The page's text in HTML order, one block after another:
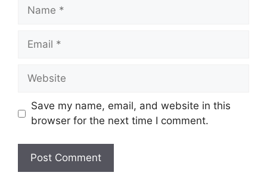
Name
Email
Website
Save my name, email, and website in this
browser for the next time I comment.